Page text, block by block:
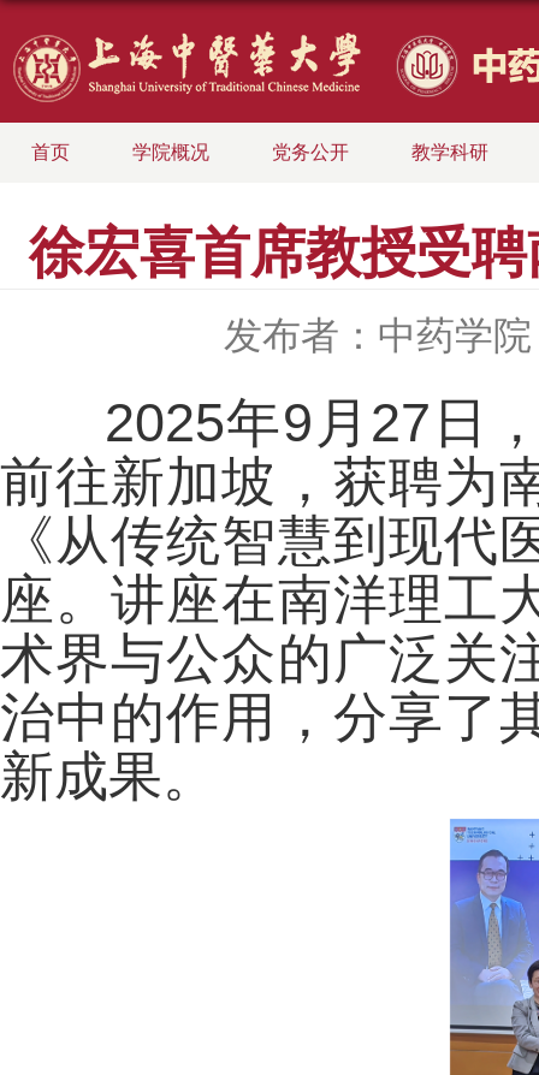
首页 学院概况 党务公开 教学科研
徐宏喜首席教授受
发布者：中药学院
2025年9月27日
前往新加坡，获聘为
《从传统智慧到现
座。讲座在南洋理工
术界与公众的广泛关
治中的作用，分享了
新成果。